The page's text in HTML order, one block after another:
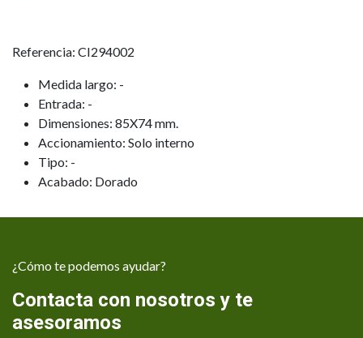
Referencia: CI294002
Medida largo: -
Entrada: -
Dimensiones: 85X74 mm.
Accionamiento: Solo interno
Tipo: -
Acabado: Dorado
¿Cómo te podemos ayudar?
Contacta con nosotros y te
asesoramos